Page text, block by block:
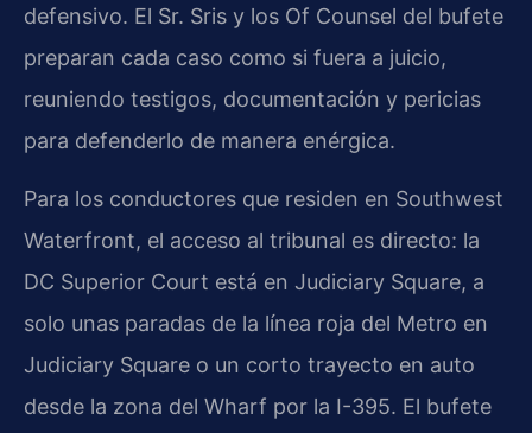
defensivo. El Sr. Sris y los Of Counsel del bufete
preparan cada caso como si fuera a juicio,
reuniendo testigos, documentación y pericias
para defenderlo de manera enérgica.
Para los conductores que residen en Southwest
Waterfront, el acceso al tribunal es directo: la
DC Superior Court está en Judiciary Square, a
solo unas paradas de la línea roja del Metro en
Judiciary Square o un corto trayecto en auto
desde la zona del Wharf por la I-395. El bufete